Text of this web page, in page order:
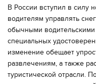
В России вступил в силу
водителям управлять
обычными водительскими
специальных
изменение обещает
развлечениям, а также
туристической отрасли.